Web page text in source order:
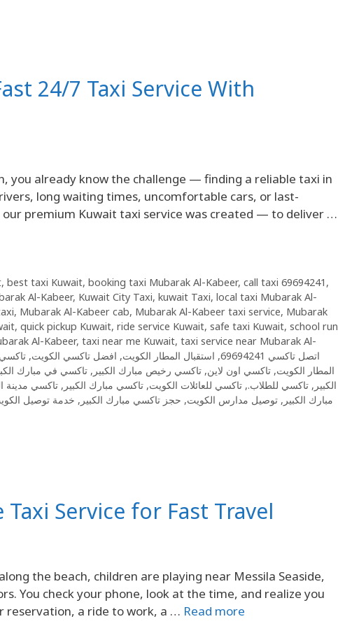
24/7 Taxi Service With
you already know the challenge — finding a reliable taxi in
long waiting times, uncomfortable cars, or last-
premium Kuwait taxi service was created — to deliver …
, best taxi Kuwait, booking taxi Mubarak Al-Kabeer, call taxi 69694241 ,
Al-Kabeer, Kuwait City Taxi, kuwait Taxi, local taxi Mubarak Al-
, Mubarak Al-Kabeer cab, Mubarak Al-Kabeer taxi service, Mubarak
, quick pickup Kuwait, ride service Kuwait, safe taxi Kuwait, school run
Al-Kabeer, taxi near me Kuwait, taxi service near Mubarak Al-
اتصل تاكسي 69694241 , استقبال المطار الكويت, افضل تاكسي الكويت, تاكسي 24 ساعة
المطار الكويت, تاكسي اون لاين, تاكسي رخيص مبارك الكبير , تاكسي في مبارك
الكبير , تاكسي للطلاب., تاكسي للعائلات الكويت, تاكسي مبارك الكبير , تاكسي مدينة
مبارك الكبير , توصيل مدارس الكويت, حجز تاكسي مبارك الكبير , خدمة توصيل
Service for Fast Travel
the beach, children are playing near Messila Seaside,
You check your phone, look at the time, and realize you
reservation, a ride to work, a … Read more